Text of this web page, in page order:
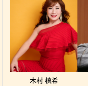
木村 槙希